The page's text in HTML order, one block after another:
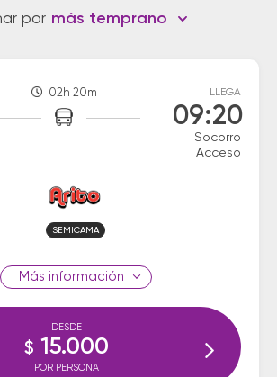
por más temprano
02h 20m LLEGA
09:20
Socorro
Acceso
SEMICAMA
información
DESDE
$ 15.000
POR PERSONA